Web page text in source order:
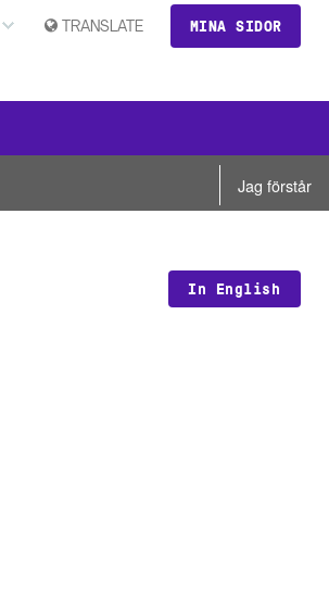
MINA SIDOR
TRANSLATE
Jag förstår
In English